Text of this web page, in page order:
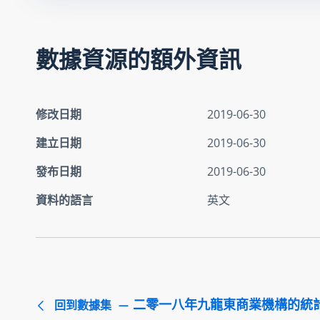
數據資源的額外資訊
修改日期
2019-06-30
建立日期
2019-06-30
發布日期
2019-06-30
資料的語言
英文
回到數據集 二零一八年九龍東商業機構的統